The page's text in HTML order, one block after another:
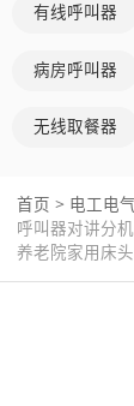
有线呼叫器
病房呼叫器
无线取餐器
首页 > 电工电气
呼叫器对讲分
养老院家用床